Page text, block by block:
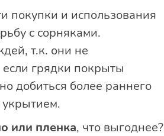
покупки и использования
с сорняками.
т.к. они не
грядки покрыты
добиться более раннего
или пленка, что выгоднее?